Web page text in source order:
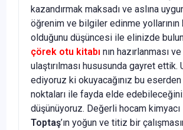
kazandırmak maksadı ve aslına
öğrenim ve bilgiler edinme yollarının
olduğunu düşüncesi ile elinizde
çörek otu kitabı nın hazırlanması
ulaştırılması hususunda gayret ettik.
ediyoruz ki okuyacağınız bu
noktaları ile fayda elde
düşünüyoruz. Değerli hocam kimyacı
Toptaş’ın yoğun ve titiz bir